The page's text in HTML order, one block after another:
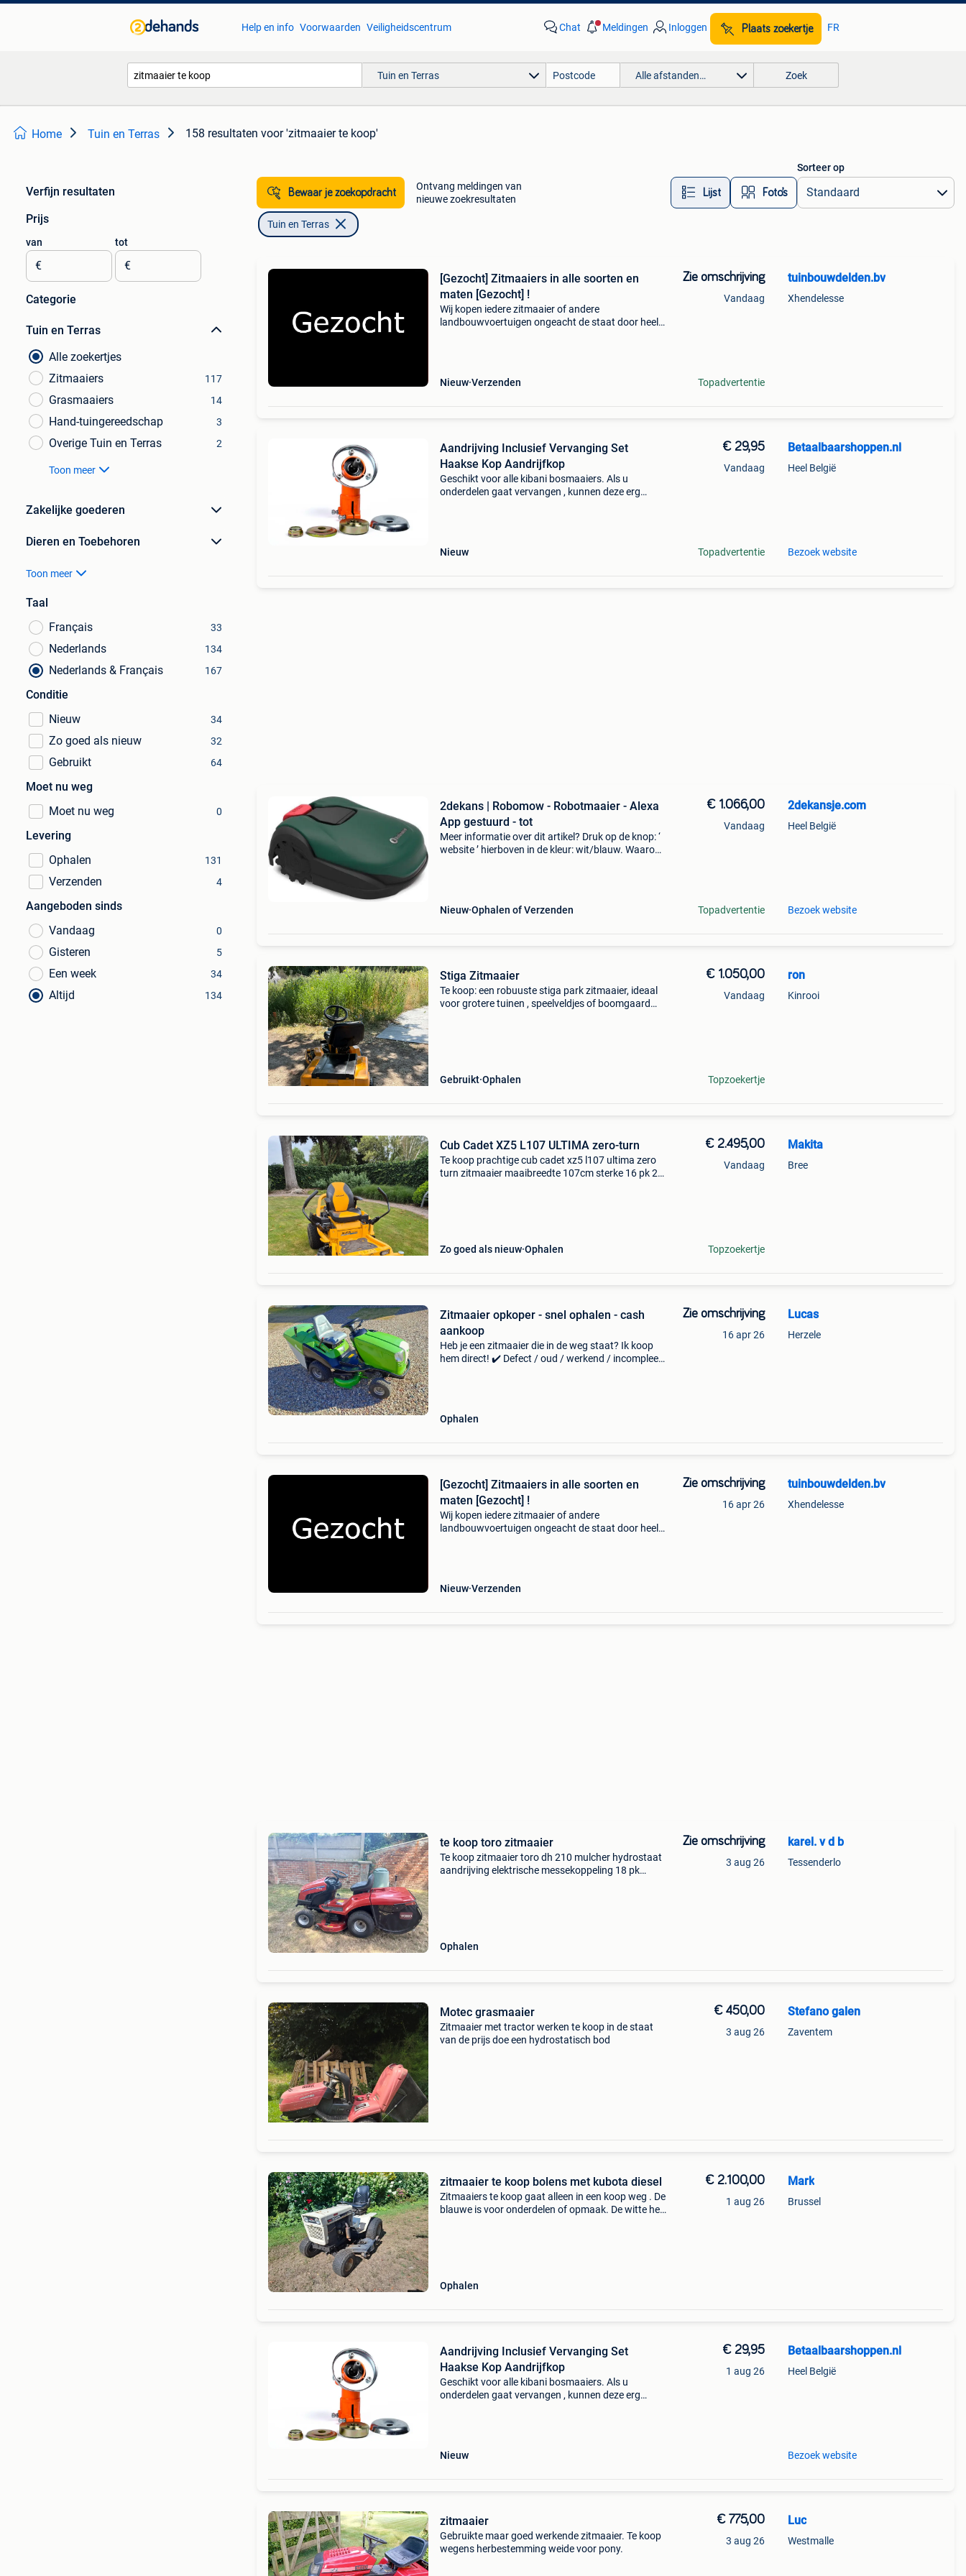
Help en info Voorwaarden Veiligheidscentrum Chat Meldingen Inloggen Plaats zoekertje FR
Tuin en Terras Alle afstanden… Zoek
Home Tuin en Terras 158 resultaten voor 'zitmaaier te koop'
Verfijn resultaten
Prijs
van
€
tot
€
Categorie
Tuin en Terras
Alle zoekertjes
Zitmaaiers
117
Grasmaaiers 14
Hand-tuingereedschap 3
Overige Tuin en Terras 2
Toon meer
Zakelijke goederen
Dieren en Toebehoren
Toon meer
Taal
Français
33
Nederlands 134
Nederlands & Français 167
Conditie
Nieuw
34
Zo goed als nieuw 32
Gebruikt 64
Moet nu weg
Moet nu weg
0
Levering
Ophalen
131
Verzenden 4
Aangeboden sinds
Vandaag
0
Gisteren 5
Een week 34
Altijd 134
Bewaar je zoekopdracht
Ontvang meldingen van
nieuwe zoekresultaten
Lijst Foto’s
Sorteer op
Tuin en Terras
[Gezocht] Zitmaaiers in alle soorten en
maten [Gezocht] !
Wij kopen iedere zitmaaier of andere
landbouwvoertuigen ongeacht de staat door heel
Nieuw Verzenden
Zie omschrijving
Vandaag
Topadvertentie
tuinbouwdelden.bv
Xhendelesse
Aandrijving Inclusief Vervanging Set
Haakse Kop Aandrijfkop
Geschikt voor alle kibani bosmaaiers. Als u
onderdelen gaat vervangen , kunnen deze erg
Nieuw
€ 29,95
Vandaag
Topadvertentie
Betaalbaarshoppen.nl
Heel België
Bezoek website
2dekans | Robomow - Robotmaaier - Alexa
App gestuurd - tot
Meer informatie over dit artikel? Druk op de knop: ‘
website ’ hierboven in de kleur: wit/blauw. Waarom
Nieuw Ophalen of Verzenden
€ 1.066,00
Vandaag
Topadvertentie
2dekansje.com
Heel België
Bezoek website
Stiga Zitmaaier
Te koop: een robuuste stiga park zitmaaier, ideaal
voor grotere tuinen , speelveldjes of boomgaard
Gebruikt Ophalen
€ 1.050,00
Vandaag
Topzoekertje
ron
Kinrooi
Cub Cadet XZ5 L107 ULTIMA zero-turn
Te koop prachtige cub cadet xz5 l107 ultima zero
turn zitmaaier maaibreedte 107cm sterke 16 pk 2
Zo goed als nieuw Ophalen
€ 2.495,00
Vandaag
Topzoekertje
Makita
Bree
Zitmaaier opkoper - snel ophalen - cash
aankoop
Heb je een zitmaaier die in de weg staat? Ik koop
hem direct! ✔️ Defect / oud / werkend / incompleet
Ophalen
Zie omschrijving
16 apr 26
Lucas
Herzele
[Gezocht] Zitmaaiers in alle soorten en
maten [Gezocht] !
Wij kopen iedere zitmaaier of andere
landbouwvoertuigen ongeacht de staat door heel
Nieuw Verzenden
Zie omschrijving
16 apr 26
tuinbouwdelden.bv
Xhendelesse
te koop toro zitmaaier
Te koop zitmaaier toro dh 210 mulcher hydrostaat
aandrijving elektrische messekoppeling 18 pk
Ophalen
Zie omschrijving
3 aug 26
karel. v d b
Tessenderlo
Motec grasmaaier
Zitmaaier met tractor werken te koop in de staat
van de prijs doe een hydrostatisch bod
€ 450,00
3 aug 26
Stefano galen
Zaventem
zitmaaier te koop bolens met kubota diesel
Zitmaaiers te koop gaat alleen in een koop weg . De
blauwe is voor onderdelen of opmaak. De witte heb
Ophalen
€ 2.100,00
1 aug 26
Mark
Brussel
Aandrijving Inclusief Vervanging Set
Haakse Kop Aandrijfkop
Geschikt voor alle kibani bosmaaiers. Als u
onderdelen gaat vervangen , kunnen deze erg
Nieuw
€ 29,95
1 aug 26
Betaalbaarshoppen.nl
Heel België
Bezoek website
zitmaaier
Gebruikte maar goed werkende zitmaaier. Te koop
wegens herbestemming weide voor pony.
€ 775,00
3 aug 26
Luc
Westmalle